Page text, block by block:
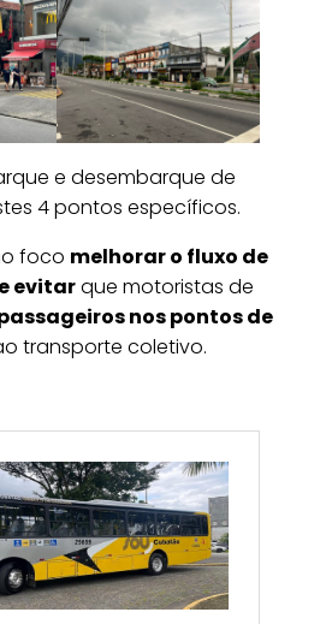
e desembarque de
4 pontos específicos.
foco melhorar o fluxo de
evitarque motoristas de
nos pontos de
transporte coletivo.